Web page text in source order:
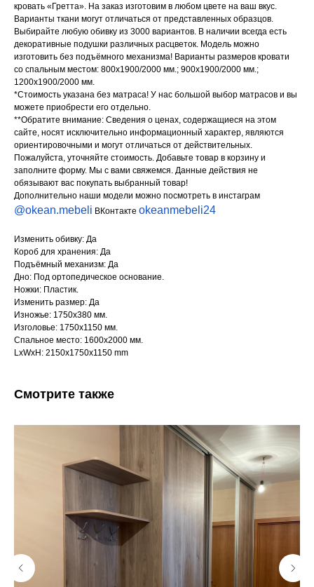
кровать «Гретта». На заказ изготовим в любом цвете на ваш вкус.
Варианты ткани могут отличаться от представленных образцов.
Выбирайте любую обивку из 3000 вариантов. В наличии всегда есть
декоративные подушки различных расцветок. Модель можно
изготовить без подъёмного механизма! Варианты размеров кровати
со спальным местом: 800х1900/2000 мм.; 900х1900/2000 мм.;
1200х1900/2000 мм.
*Стоимость указана без матраса! У нас большой выбор матрасов и вы
можете приобрести его отдельно.
**Обратите внимание: Сведения о ценах, содержащиеся на этом
сайте, носят исключительно информационный характер, являются
ориентировочными и могут отличаться от действительных.
Пожалуйста, уточняйте стоимость. Добавьте товар в корзину и
заполните форму. Мы с вами свяжемся. Данные действия не
обязывают вас покупать выбранный товар!
Дополнительно наши модели можно посмотреть в инстаграм
@okean.mebeli ВКонтакте okeanmebeli24
Изменить обивку: Да
Короб для хранения: Да
Подъёмный механизм: Да
Дно: Под ортопедическое основание.
Ножки: Пластик.
Изменить размер: Да
Изножье: 1750х380 мм.
Изголовье: 1750х1150 мм.
Спальное место: 1600х2000 мм.
LxWxH: 2150x1750x1150 mm
Смотрите также